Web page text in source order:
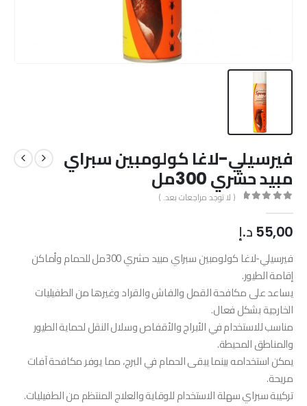
فيرسيلي-لاغا كولومبين سبراي
مبيد حشري 300مل
( لا توجد مراجعات بعد. )
55,00 د.إ
فيرسيلي-لاغا كولومبين سبراي مبيد حشري 300مل للحمام وأماكن
إقامة الطيور.
يساعد على مكافحة القمل والفاش والقراد وغيرها من الطفيليات
الخارجية بشكل فعال.
مناسب للاستخدام في الأبراج والأقفاص وسلال النقل لحماية الطيور
والمناطق المحيطة.
يمكن استخدامه بينما يبقى الحمام في البرج، مما يوفر مكافحة آفات
مريحة.
تركيبة سبراي سهلة الاستخدام للوقاية والعلاج المنتظم من الطفيليات.